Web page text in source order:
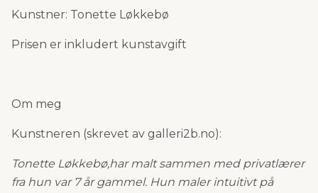
Kunstner: Tonette Løkkebø
Prisen er inkludert kunstavgift
Om meg
Kunstneren (skrevet av galleri2b.no):
Tonette Løkkebø,har malt sammen med privatlærer
fra hun var 7 år gammel. Hun maler intuitivt på